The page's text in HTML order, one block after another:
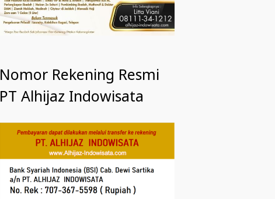
Nomor Rekening Resmi
PT Alhijaz Indowisata